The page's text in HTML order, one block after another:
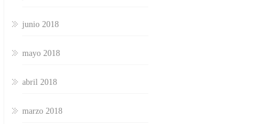
junio 2018
mayo 2018
abril 2018
marzo 2018